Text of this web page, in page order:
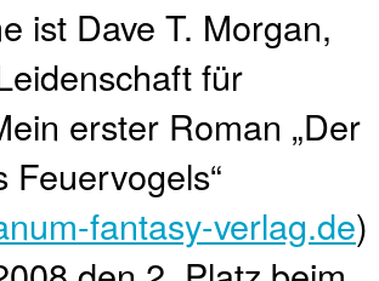
ist Dave T. Morgan,
für
erster Roman „Der
Feuervogels“
fantasy-verlag.de)